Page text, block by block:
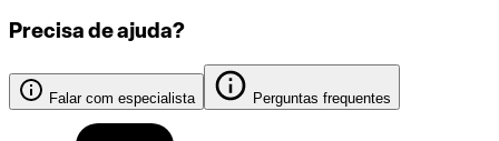
Precisa de ajuda?
Falar com especialista Perguntas frequentes